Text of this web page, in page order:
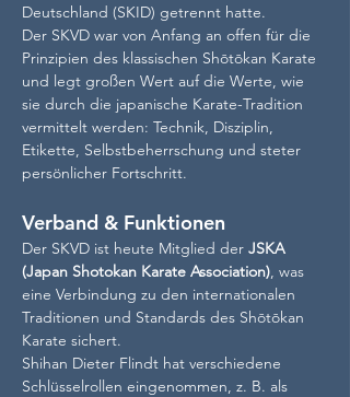
Deutschland (SKID) getrennt hatte.
Der SKVD war von Anfang an offen für die
Prinzipien des klassischen Shōtōkan Karate
und legt großen Wert auf die Werte, wie
sie durch die japanische Karate-Tradition
vermittelt werden: Technik, Disziplin,
Etikette, Selbstbeherrschung und steter
persönlicher Fortschritt.
Verband & Funktionen
Der SKVD ist heute Mitglied der JSKA
(Japan Shotokan Karate Association), was
eine Verbindung zu den internationalen
Traditionen und Standards des Shōtōkan
Karate sichert.
Shihan Dieter Flindt hat verschiedene
Schlüsselrollen eingenommen, z. B. als